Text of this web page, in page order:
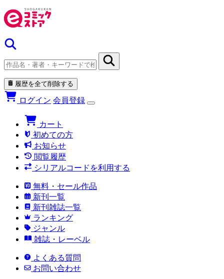
履歴を全て削除する
ログイン 会員登録
カート
初めての方
お知らせ
閲覧履歴
シリアルコードを利用する
無料・セール作品
新刊一覧
新刊雑誌一覧
ランキング
ジャンル
雑誌・レーベル
よくある質問
お問い合わせ